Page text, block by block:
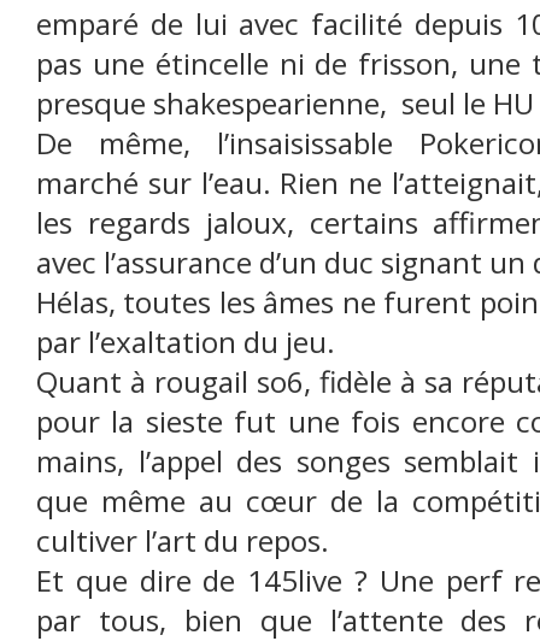
emparé de lui avec facilité depuis
pas une étincelle ni de frisson, une
presque shakespearienne, seul le
De même, l’insaisissable
marché sur l’eau. Rien ne
les regards jaloux, certains
avec l’assurance d’un duc signant
Hélas, toutes les âmes ne furent
par l’exaltation du jeu.
Quant à rougail so6, fidèle à sa
pour la sieste fut une fois encore
mains, l’appel des songes
que même au cœur de la
cultiver l’art du repos.
Et que dire de 145live ? Une perf
par tous, bien que l’attente des